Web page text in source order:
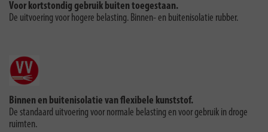
Voor kortstondig gebruik buiten toegestaan.
De uitvoering voor hogere belasting. Binnen- en buitenisolatie rubber.
Binnen en buitenisolatie van ﬂexibele kunststof.
De standaard uitvoering voor normale belasting en voor gebruik in droge
ruimten.